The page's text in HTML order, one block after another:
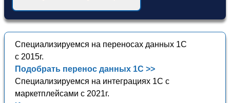
Специализируемся на переносах данных 1С
с 2015г.
Подобрать перенос данных 1С >>
Специализируемся на интеграциях 1С с
маркетплейсами с 2021г.